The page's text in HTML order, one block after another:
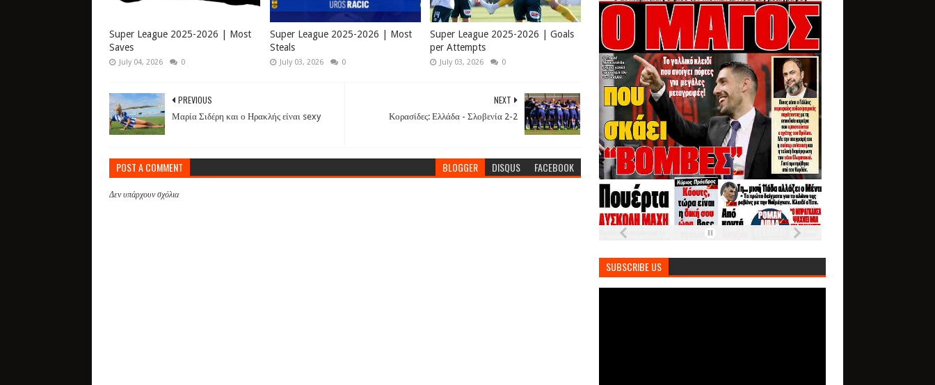
Super League 2025-2026 | Most
Saves
July 04, 2026 0
Super League 2025-2026 | Most
Steals
July 03, 2026 0
Super League 2025-2026 | Goals
per Attempts
July 03, 2026 0
NEXT
Κορασίδες: Ελλάδα - Σλοβενία 2-2
PREVIOUS
Μαρία Σιδέρη και ο Ηρακλής είναι sexy
POST A COMMENT BLOGGER DISQUS FACEBOOK
Δεν υπάρχουν σχόλια
SUBSCRIBE US